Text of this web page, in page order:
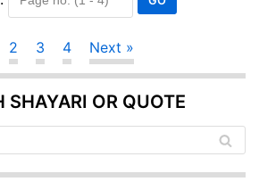
2 3 4 Next »
SHAYARI OR QUOTE